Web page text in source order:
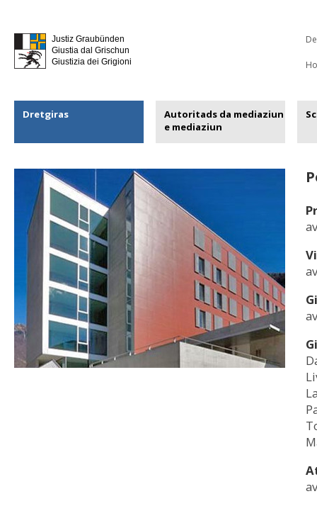
Justiz Graubünden
Giustia dal Grischun
Giustizia dei Grigioni
Dretgiras
Autoritads da mediaziun
e mediaziun